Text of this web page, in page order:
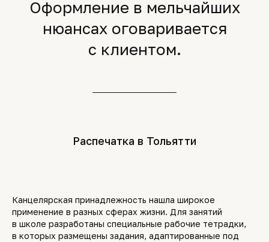
Оформление в мельчайших
нюансах оговаривается
с клиентом.
Распечатка в Тольятти
Канцелярская принадлежность нашла широкое
применение в разных сферах жизни. Для занятий
в школе разработаны специальные рабочие тетрадки,
в которых размещены задания, адаптированные под